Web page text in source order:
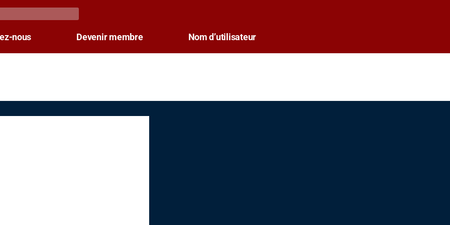
nous Devenir membre Nom d’utilisateur